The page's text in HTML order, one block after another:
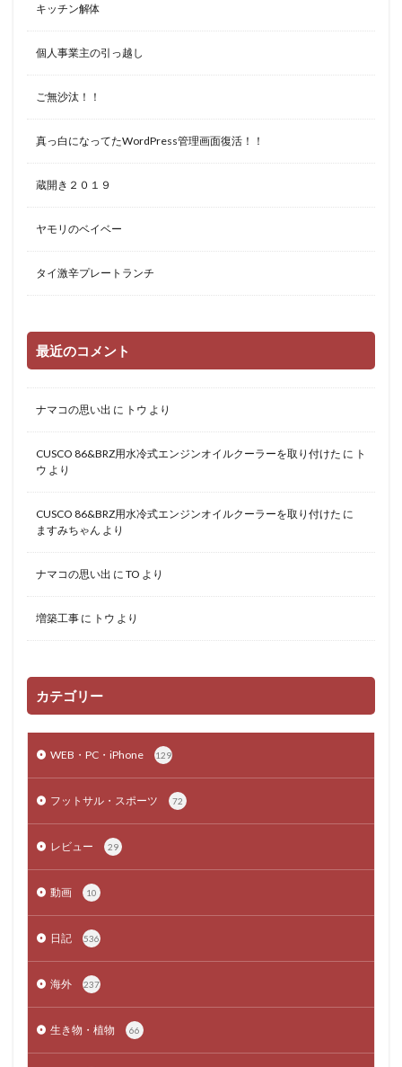
キッチン解体
個人事業主の引っ越し
ご無沙汰！！
真っ白になってたWordPress管理画面復活！！
蔵開き２０１９
ヤモリのベイベー
タイ激辛プレートランチ
最近のコメント
ナマコの思い出 に トウ より
CUSCO 86&BRZ用水冷式エンジンオイルクーラーを取り付けた に ト
ウ より
CUSCO 86&BRZ用水冷式エンジンオイルクーラーを取り付けた に
ますみちゃん より
ナマコの思い出 に TO より
増築工事 に トウ より
カテゴリー
WEB・PC・iPhone 129
フットサル・スポーツ 72
レビュー 29
動画 10
日記 536
海外 237
生き物・植物 66